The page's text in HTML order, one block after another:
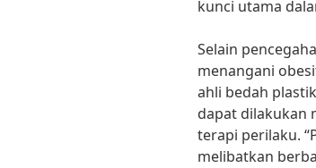
kunci utama
Selain
menangani
ahli bedah
dapat dilakukan
terapi perilaku.
melibatkan